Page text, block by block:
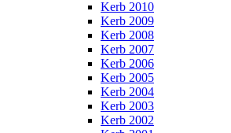
Kerb 2010
Kerb 2009
Kerb 2008
Kerb 2007
Kerb 2006
Kerb 2005
Kerb 2004
Kerb 2003
Kerb 2002